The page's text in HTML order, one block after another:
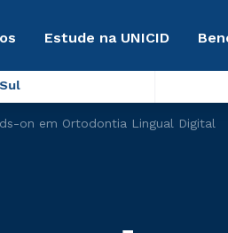
Estude na UNICID
on em Ortodontia Lingual Digital